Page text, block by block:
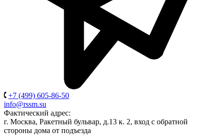
+7 (499) 605-86-50
info@rssm.su
Фактический адрес:
г. Москва, Ракетный бульвар, д.13 к. 2, вход с обратной
стороны дома от подъезда